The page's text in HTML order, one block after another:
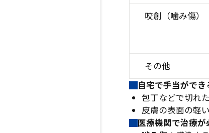
咬創（噛み傷）
その他
自宅で手当ができ
包丁などで切れ
皮膚の表面の軽
医療機関で治療が